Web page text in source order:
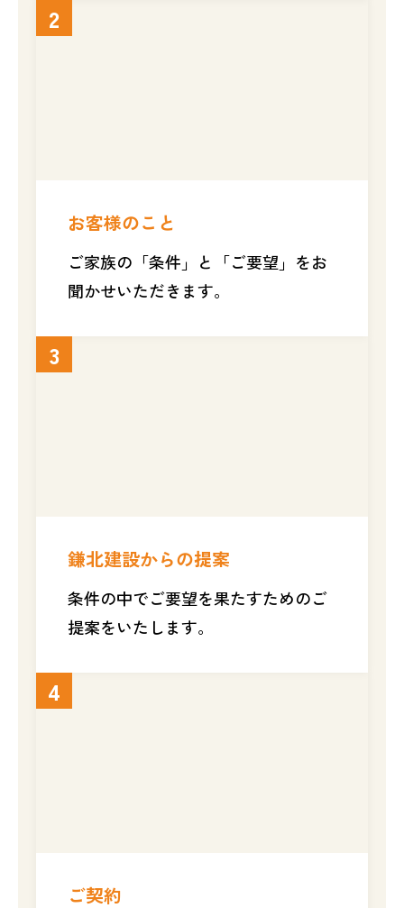
お客様のこと
ご家族の「条件」と「ご要望」をお
聞かせいただきます。
2
鎌北建設からの提案
条件の中でご要望を果たすためのご
提案をいたします。
3
ご契約
4